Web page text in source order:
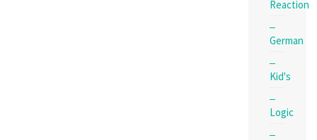
Reaction
German
Kid's
Logic